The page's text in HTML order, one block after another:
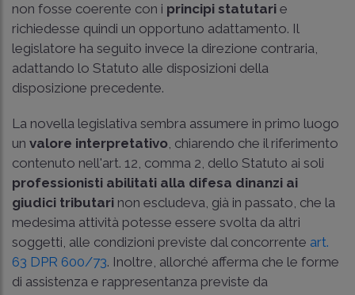
non fosse coerente con i principi statutari e
richiedesse quindi un opportuno adattamento. Il
legislatore ha seguito invece la direzione contraria,
adattando lo Statuto alle disposizioni della
disposizione precedente.
La novella legislativa sembra assumere in primo luogo
un valore interpretativo, chiarendo che il riferimento
contenuto nell'art. 12, comma 2, dello Statuto ai soli
professionisti abilitati alla difesa dinanzi ai
giudici tributari non escludeva, già in passato, che la
medesima attività potesse essere svolta da altri
soggetti, alle condizioni previste dal concorrente art.
63 DPR 600/73. Inoltre, allorché afferma che le forme
di assistenza e rappresentanza previste da